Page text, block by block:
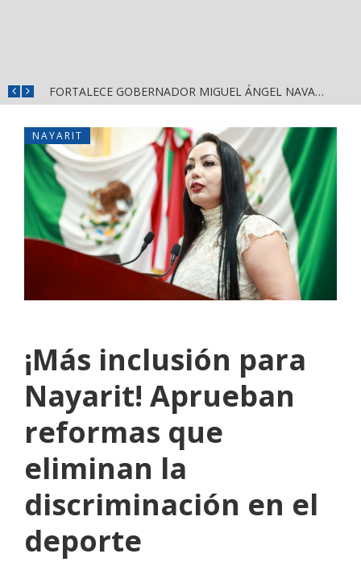
FORTALECE GOBERNADOR MIGUEL ÁNGEL NAVARRO LA COORDINACIÓN CON EL SECTOR EDUCATIVO EN NAYARIT
NAYARIT
¡Más inclusión para
Nayarit! Aprueban
reformas que
eliminan la
discriminación en el
deporte